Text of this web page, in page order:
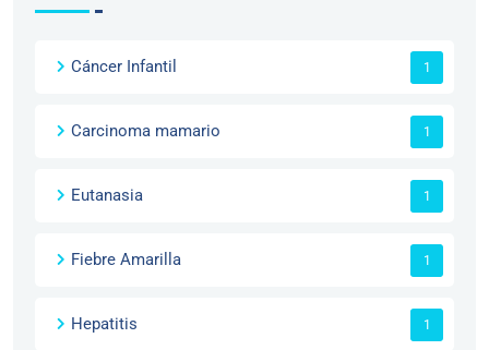
Cáncer Infantil 1
Carcinoma mamario 1
Eutanasia 1
Fiebre Amarilla 1
Hepatitis 1